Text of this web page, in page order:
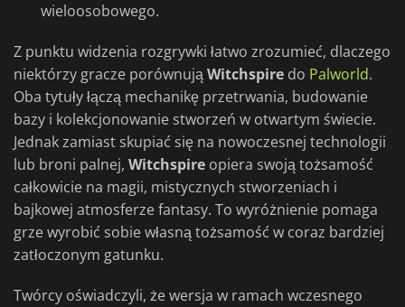
wieloosobowego.
Z punktu widzenia rozgrywki łatwo zrozumieć, dlaczego
niektórzy gracze porównująWitchspire do Palworld.
Oba tytuły łączą mechanikę przetrwania, budowanie
bazy i kolekcjonowanie stworzeń w otwartym świecie.
Jednak zamiast skupiać się na nowoczesnej technologii
lub broni palnej, Witchspire opiera swoją tożsamość
całkowicie na magii, mistycznych stworzeniach i
bajkowej atmosferze fantasy. To wyróżnienie pomaga
grze wyrobić sobie własną tożsamość w coraz bardziej
zatłoczonym gatunku.
Twórcy oświadczyli, że wersja w ramach wczesnego